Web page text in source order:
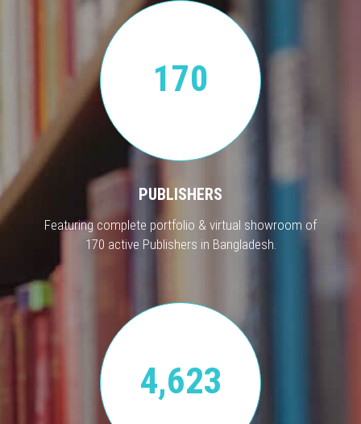
170
PUBLISHERS
Featuring complete portfolio & virtual showroom of
170 active Publishers in Bangladesh.
4,623